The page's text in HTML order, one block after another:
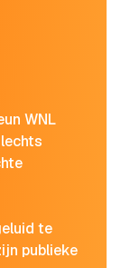
WNL
te
publieke